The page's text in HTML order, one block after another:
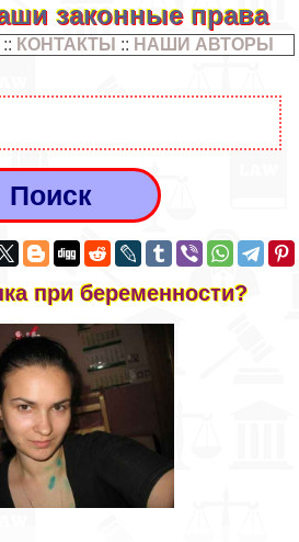
законные права
:: КОНТАКТЫ :: НАШИ АВТОРЫ
при беременности?